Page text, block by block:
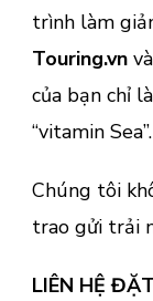
trình làm
Touring.vn và
của bạn chỉ
“vitamin Sea”.
Chúng tôi
trao gửi trải
LIÊN HỆ